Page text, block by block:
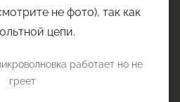
не фото), так как
цепи.